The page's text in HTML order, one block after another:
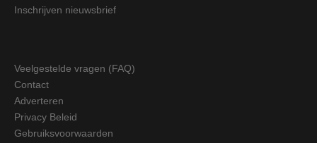
Inschrijven nieuwsbrief
Veelgestelde vragen (FAQ)
Contact
Adverteren
Privacy Beleid
Gebruiksvoorwaarden